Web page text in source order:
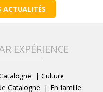
ACTUALITÉS
EXPÉRIENCE
Culture
Catalogne En famille